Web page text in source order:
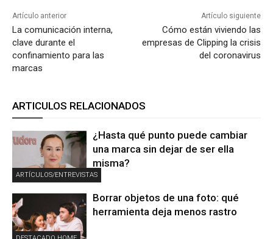
Artículo anterior
La comunicación interna,
clave durante el
confinamiento para las
marcas
Artículo siguiente
Cómo están viviendo las
empresas de Clipping la crisis
del coronavirus
ARTICULOS RELACIONADOS
ARTÍCULOS/ENTREVISTAS
¿Hasta qué punto puede cambiar
una marca sin dejar de ser ella
misma?
Borrar objetos de una foto: qué
herramienta deja menos rastro